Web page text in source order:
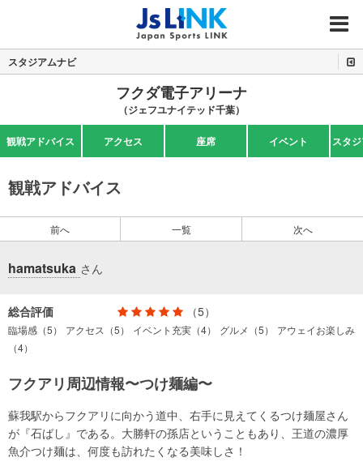
MENU
スタジアムナビ
フクダ電子アリーナ
（ジェフユナイテッド千葉）
観戦アドバイス アクセス 座席 イベント スタ
観戦アドバイス
前へ 一覧 次へ
hamatsuka さん
総合評価 （5）
臨場感（5） アクセス（5） イベント充実（4） グルメ（5）
アウェイお楽しみ
（4）
フクアリ周辺情報〜つけ麺編〜
蘇我駅からフクアリに向かう道中、右手に見えてくるつけ麺屋さん
が『石ばし』である。大勝軒の孫店ということもあり、王道の濃厚
魚介つけ麺は、何度も訪れたくなる美味しさ！